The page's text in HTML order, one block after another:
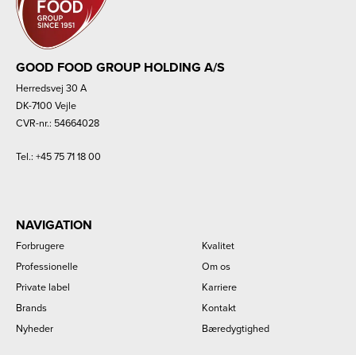
GOOD FOOD GROUP HOLDING A/S
Herredsvej 30 A
DK-7100 Vejle
CVR-nr.: 54664028
Tel.: +45 75 71 18 00
NAVIGATION
Forbrugere
Professionelle
Private label
Brands
Nyheder
Kvalitet
Om os
Karriere
Kontakt
Bæredygtighed